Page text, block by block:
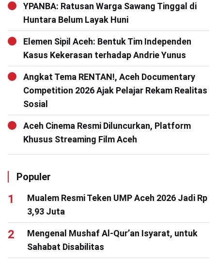
YPANBA: Ratusan Warga Sawang Tinggal di
Huntara Belum Layak Huni
Elemen Sipil Aceh: Bentuk Tim Independen
Kasus Kekerasan terhadap Andrie Yunus
Angkat Tema RENTAN!, Aceh Documentary
Competition 2026 Ajak Pelajar Rekam Realitas
Sosial
Aceh Cinema Resmi Diluncurkan, Platform
Khusus Streaming Film Aceh
Populer
Mualem Resmi Teken UMP Aceh 2026 Jadi Rp
3,93 Juta
Mengenal Mushaf Al-Qur’an Isyarat, untuk
Sahabat Disabilitas